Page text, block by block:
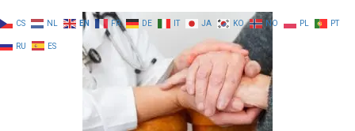
to
content
CS NL EN FR DE IT JA KO NO PL PT
RU ES